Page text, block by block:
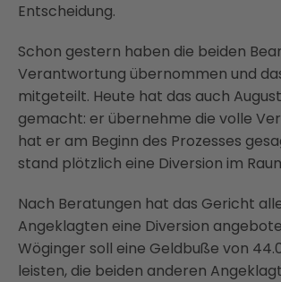
Entscheidung.
Schon gestern haben die beiden
Verantwortung übernommen und
mitgeteilt. Heute hat das auch
gemacht: er übernehme die volle
hat er am Beginn des Prozesses
stand plötzlich eine Diversion im
Nach Beratungen hat das Gericht
Angeklagten eine Diversion
Wöginger soll eine Geldbuße von
leisten, die beiden anderen